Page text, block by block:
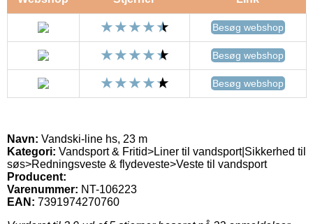
Besøg webshop
Besøg webshop
Besøg webshop
Navn: Vandski-line hs, 23 m
Kategori: Vandsport & Fritid>Liner til vandsport|Sikkerhed til
søs>Redningsveste & flydeveste>Veste til vandsport
Producent:
Varenummer: NT-106223
EAN: 7391974270760